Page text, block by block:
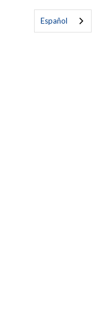
Training
Español